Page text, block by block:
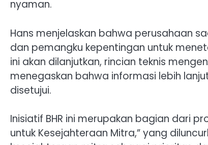
nyaman.
Hans menjelaskan bahwa perusahaan
dan pemangku kepentingan untuk
ini akan dilanjutkan, rincian teknis
menegaskan bahwa informasi lebih
disetujui.
Inisiatif BHR ini merupakan bagian dari
untuk Kesejahteraan Mitra,” yang